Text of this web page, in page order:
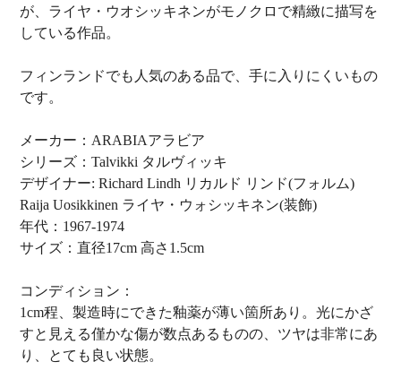
が、ライヤ・ウオシッキネンがモノクロで精緻に描写を
している作品。
フィンランドでも人気のある品で、手に入りにくいもの
です。
メーカー：ARABIAアラビア
シリーズ：Talvikki タルヴィッキ
デザイナー: Richard Lindh リカルド リンド(フォルム)
Raija Uosikkinen ライヤ・ウォシッキネン(装飾)
年代：1967-1974
サイズ：直径17cm 高さ1.5cm
コンディション：
1cm程、製造時にできた釉薬が薄い箇所あり。光にかざ
すと見える僅かな傷が数点あるものの、ツヤは非常にあ
り、とても良い状態。